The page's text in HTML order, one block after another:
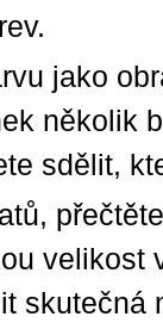
jako
několik
sdělit,
velikost